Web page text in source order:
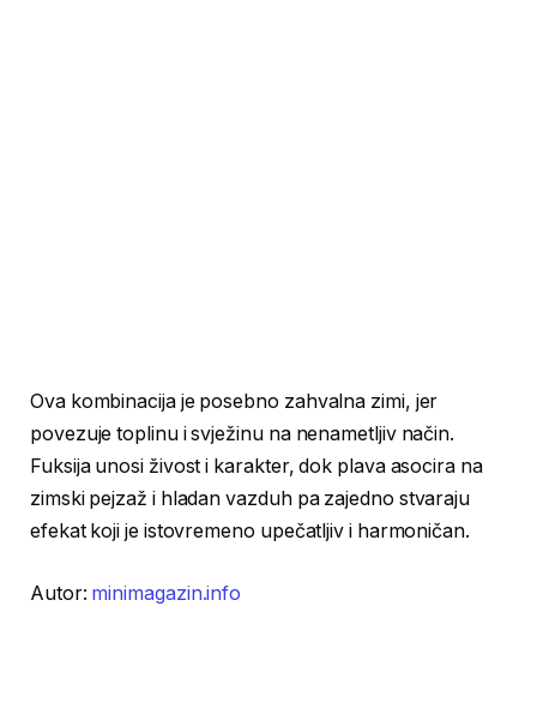
Ova kombinacija je posebno zahvalna zimi, jer
povezuje toplinu i svježinu na nenametljiv način.
Fuksija unosi živost i karakter, dok plava asocira na
zimski pejzaž i hladan vazduh pa zajedno stvaraju
efekat koji je istovremeno upečatljiv i harmoničan.
Autor: minimagazin.info